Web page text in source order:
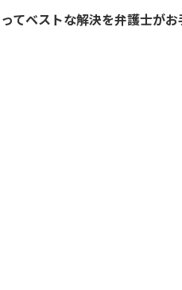
てベストな解決を弁護士が